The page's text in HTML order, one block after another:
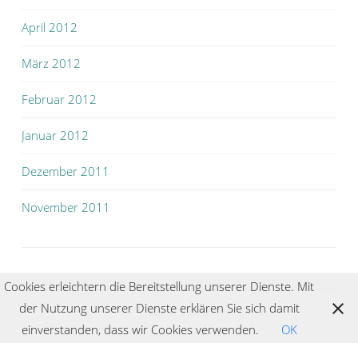
April 2012
März 2012
Februar 2012
Januar 2012
Dezember 2011
November 2011
IMPRESSUM
Cookies erleichtern die Bereitstellung unserer Dienste. Mit
der Nutzung unserer Dienste erklären Sie sich damit
einverstanden, dass wir Cookies verwenden.
OK